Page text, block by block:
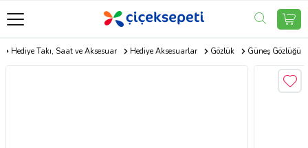
Hediye Takı, Saat ve Aksesuar Hediye Aksesuarlar Gözlük Güneş Gözlüğü